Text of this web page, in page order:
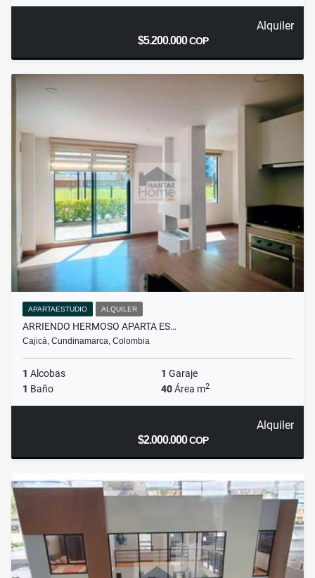
Alquiler
$5.200.000COP
APARTAESTUDIO ALQUILER
ARRIENDO HERMOSO APARTA ES…
Cajicá, Cundinamarca, Colombia
1 Alcobas 1 Garaje
1 Baño 40Área m2
Alquiler
$2.000.000COP